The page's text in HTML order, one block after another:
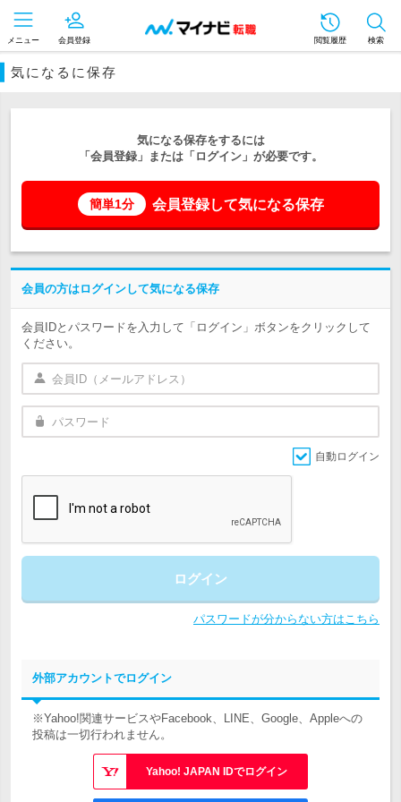
メニュー 会員登録 閲覧履歴 検索
気になるに保存
気になる保存をするには
「会員登録」または「ログイン」が必要です。
簡単1分 会員登録して気になる保存
会員の方はログインして気になる保存
会員IDとパスワードを入力して「ログイン」ボタンをクリックして
ください。
自動ログイン
ログイン
パスワードが分からない方はこちら
外部アカウントでログイン
※Yahoo!関連サービスやFacebook、LINE、Google、Appleへの
投稿は一切行われません。
Yahoo! JAPAN IDでログイン